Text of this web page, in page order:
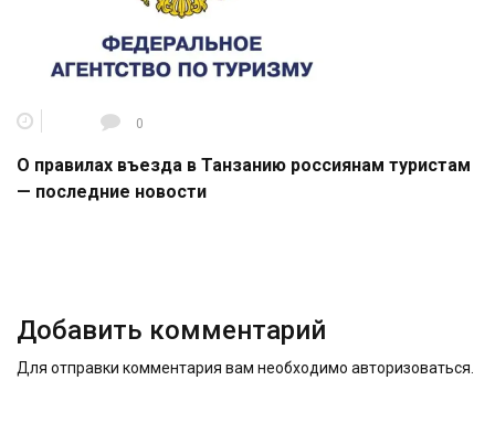
0
О правилах въезда в Танзанию россиянам туристам
— последние новости
Добавить комментарий
Для отправки комментария вам необходимо авторизоваться